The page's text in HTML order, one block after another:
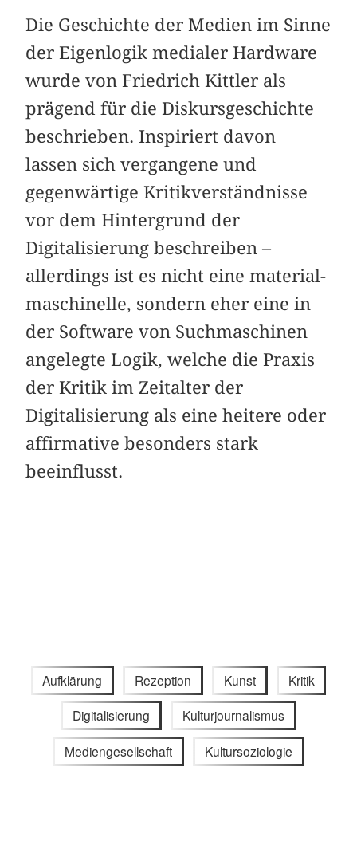
Die Geschichte der Medien im Sinne
der Eigenlogik medialer Hardware
wurde von Friedrich Kittler als
prägend für die Diskursgeschichte
beschrieben. Inspiriert davon
lassen sich vergangene und
gegenwärtige Kritikverständnisse
vor dem Hintergrund der
Digitalisierung beschreiben –
allerdings ist es nicht eine material-
maschinelle, sondern eher eine in
der Software von Suchmaschinen
angelegte Logik, welche die Praxis
der Kritik im Zeitalter der
Digitalisierung als eine heitere oder
affirmative besonders stark
beeinflusst.
Aufklärung Rezeption Kunst Kritik
Digitalisierung Kulturjournalismus
Mediengesellschaft Kultursoziologie